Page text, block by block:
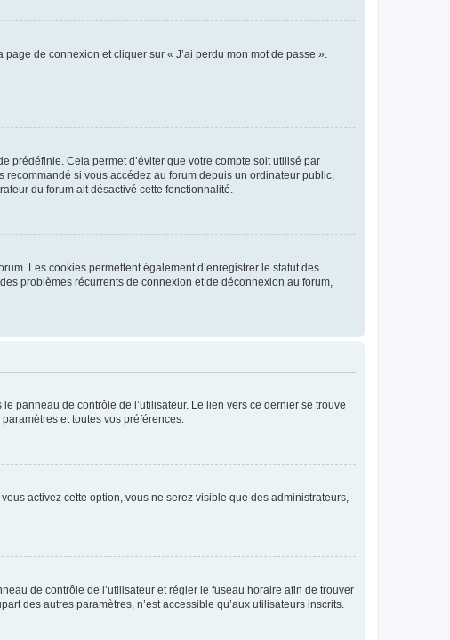
de connexion et cliquer sur « J’ai perdu mon mot de passe ».
prédéfinie. Cela permet d’éviter que votre compte soit utilisé par
recommandé si vous accédez au forum depuis un ordinateur public,
du forum ait désactivé cette fonctionnalité.
Les cookies permettent également d’enregistrer le statut des
problèmes récurrents de connexion et de déconnexion au forum,
panneau de contrôle de l’utilisateur. Le lien vers ce dernier se trouve
et toutes vos préférences.
activez cette option, vous ne serez visible que des administrateurs,
de contrôle de l’utilisateur et régler le fuseau horaire afin de trouver
des autres paramètres, n’est accessible qu’aux utilisateurs inscrits.